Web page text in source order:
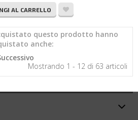
AL CARRELLO
questo prodotto hanno
anche:
Mostrando 1 - 12 di 63 articoli